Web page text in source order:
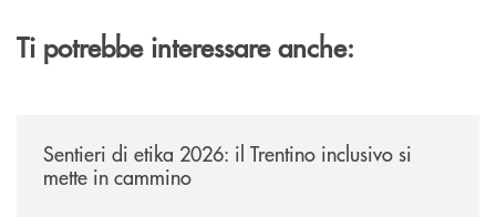
Ti potrebbe interessare anche:
Sentieri di etika 2026: il Trentino inclusivo si
mette in cammino